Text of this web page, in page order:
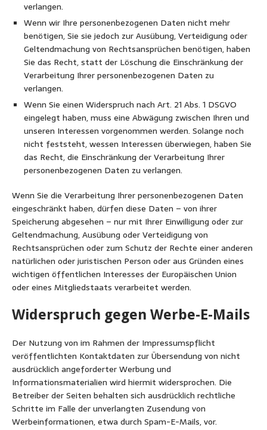
verlangen.
Wenn wir Ihre personenbezogenen Daten nicht mehr
benötigen, Sie sie jedoch zur Ausübung, Verteidigung oder
Geltendmachung von Rechtsansprüchen benötigen, haben
Sie das Recht, statt der Löschung die Einschränkung der
Verarbeitung Ihrer personenbezogenen Daten zu
verlangen.
Wenn Sie einen Widerspruch nach Art. 21 Abs. 1 DSGVO
eingelegt haben, muss eine Abwägung zwischen Ihren und
unseren Interessen vorgenommen werden. Solange noch
nicht feststeht, wessen Interessen überwiegen, haben Sie
das Recht, die Einschränkung der Verarbeitung Ihrer
personenbezogenen Daten zu verlangen.
Wenn Sie die Verarbeitung Ihrer personenbezogenen Daten
eingeschränkt haben, dürfen diese Daten – von ihrer
Speicherung abgesehen – nur mit Ihrer Einwilligung oder zur
Geltendmachung, Ausübung oder Verteidigung von
Rechtsansprüchen oder zum Schutz der Rechte einer anderen
natürlichen oder juristischen Person oder aus Gründen eines
wichtigen öffentlichen Interesses der Europäischen Union
oder eines Mitgliedstaats verarbeitet werden.
Widerspruch gegen Werbe-E-Mails
Der Nutzung von im Rahmen der Impressumspflicht
veröffentlichten Kontaktdaten zur Übersendung von nicht
ausdrücklich angeforderter Werbung und
Informationsmaterialien wird hiermit widersprochen. Die
Betreiber der Seiten behalten sich ausdrücklich rechtliche
Schritte im Falle der unverlangten Zusendung von
Werbeinformationen, etwa durch Spam-E-Mails, vor.